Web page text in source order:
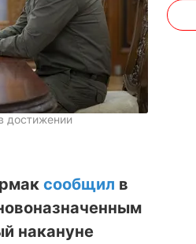
достижении
сообщил в
накануне